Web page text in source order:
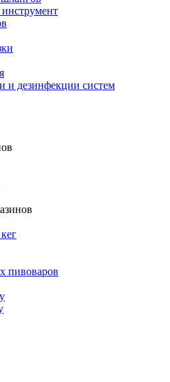
и дезинфекции систем
пивоваров